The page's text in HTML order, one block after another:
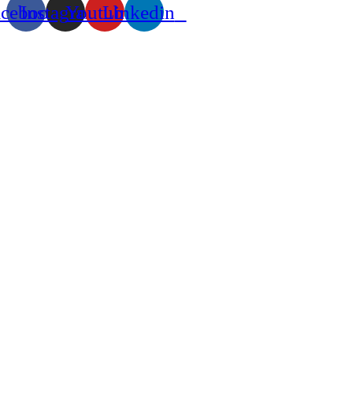
InstagramYoutubeLinkedin